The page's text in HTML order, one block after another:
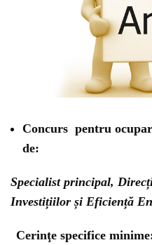
Concurs pentru
de:
Specialist principal,
Investițiilor și Eficiență
Cerinţe specifice minime